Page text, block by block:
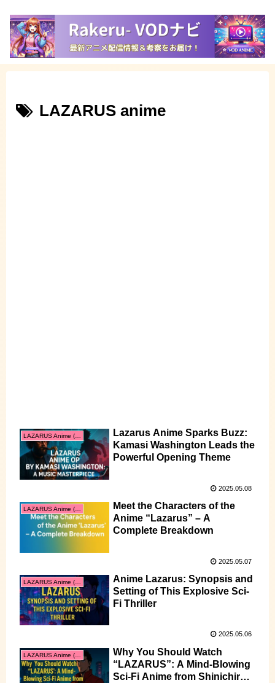
LAZARUS anime
Lazarus Anime Sparks Buzz:
Kamasi Washington Leads the
Powerful Opening Theme
2025.05.08
Meet the Characters of the
Anime “Lazarus” – A
Complete Breakdown
2025.05.07
Anime Lazarus: Synopsis and
Setting of This Explosive Sci-
Fi Thriller
2025.05.06
Why You Should Watch
“LAZARUS”: A Mind-Blowing
Sci-Fi Anime from Shinichiro